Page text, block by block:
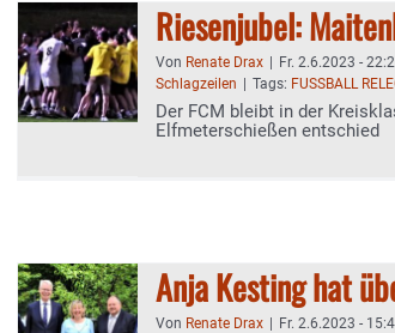
Riesenjubel:
Von Renate Drax Fr. 2.6.2023 -
Schlagzeilen
Tags: FUSSBALL
Der FCM bleibt in der
Elfmeterschießen entschied
Anja Kesting hat
Von Renate Drax Fr. 2.6.2023 -